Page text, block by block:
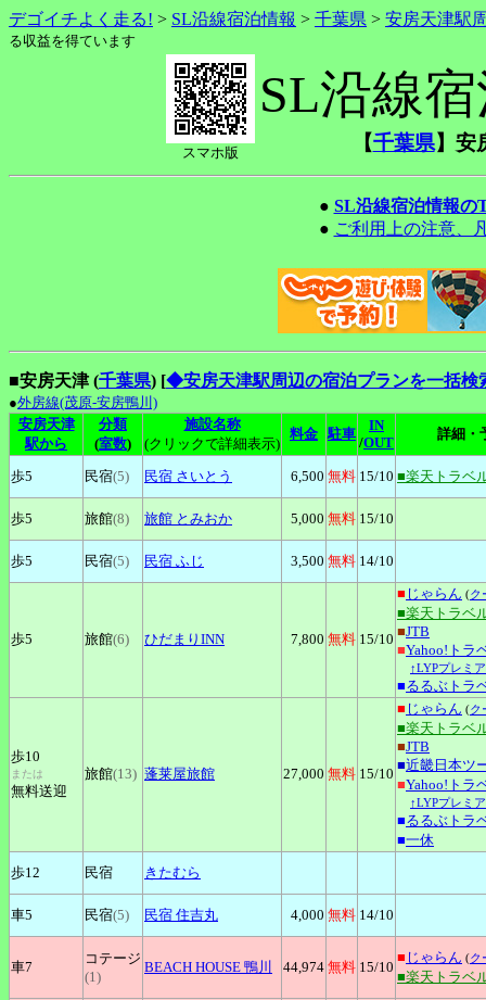
デゴイチよく走る! > SL沿線宿泊情報 > 千葉県 > 安房天津駅
る収益を得ています
スマホ版
SL沿線
【千葉県】安
● SL沿線宿泊情報の
● ご利用上の注意、
■安房天津 (千葉県) [◆安房天津駅周辺の宿泊プランを一括検
●外房線(茂原-安房鴨川)
安房天津
駅から
分類
(室数)
施設名称
(クリックで詳細表示)
料金 駐車
IN
/OUT
詳細・
歩5 民宿(5) 民宿 さいとう 6,500 無料 15/10 ■楽天トラベ
歩5 旅館(8) 旅館 とみおか 5,000 無料 15/10
歩5 民宿(5) 民宿 ふじ 3,500 無料 14/10
歩5 旅館(6) ひだまりINN 7,800 無料 15/10
■ じゃらん (ク
■楽天トラベ
■JTB
■Yahoo!トラ
↑LYPプレミ
■るるぶトラ
歩10
または
無料送迎
旅館(13) 蓬莱屋旅館 27,000 無料 15/10
■ じゃらん (ク
■楽天トラベ
■JTB
■近畿日本ツ
■Yahoo!トラ
↑LYPプレミ
■るるぶトラ
■一休
歩12
民宿 きたむら
車5 民宿(5) 民宿 住吉丸 4,000 無料 14/10
車7
コテージ
(1)
BEACH HOUSE 鴨川 44,974 無料 15/10
■ じゃらん (ク
■楽天トラベ